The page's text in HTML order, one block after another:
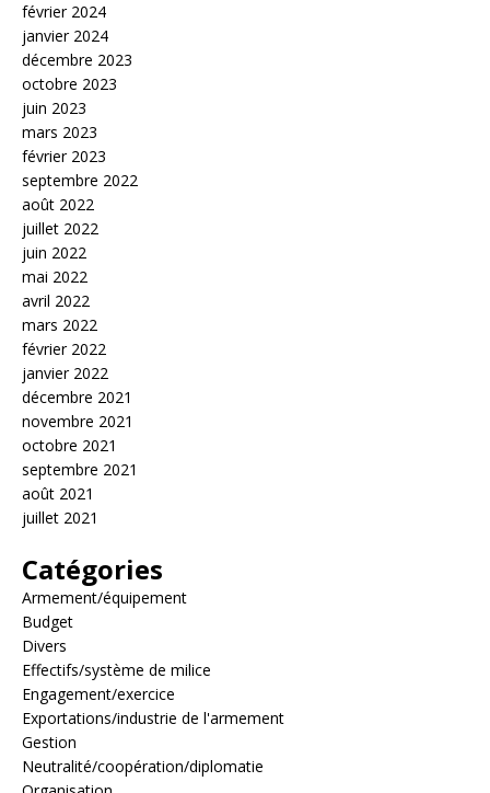
février 2024
janvier 2024
décembre 2023
octobre 2023
juin 2023
mars 2023
février 2023
septembre 2022
août 2022
juillet 2022
juin 2022
mai 2022
avril 2022
mars 2022
février 2022
janvier 2022
décembre 2021
novembre 2021
octobre 2021
septembre 2021
août 2021
juillet 2021
Catégories
Armement/équipement
Budget
Divers
Effectifs/système de milice
Engagement/exercice
Exportations/industrie de l'armement
Gestion
Neutralité/coopération/diplomatie